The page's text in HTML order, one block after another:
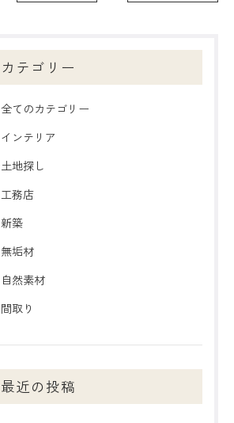
カテゴリー
全てのカテゴリー
インテリア
土地探し
工務店
新築
無垢材
自然素材
間取り
最近の投稿